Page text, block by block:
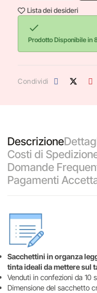
Lista dei desideri

Prodotto Disponibile in
Condividi
Descrizione
Costi di
Domande
Pagamenti
Sacchettini in organza
tinta ideali da mettere sul
Venduti in confezioni da 10
Dimensione del sacchetto